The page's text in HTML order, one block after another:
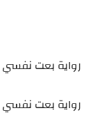
رواية بعت نفسي
رواية بعت نفسي